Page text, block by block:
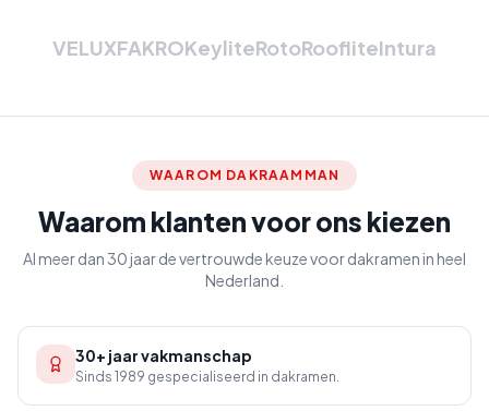
VELUXFAKROKeyliteRotoRoofliteIntura
WAAROM DAKRAAMMAN
Waarom klanten voor ons kiezen
Al meer dan 30 jaar de vertrouwde keuze voor dakramen in heel
Nederland.
30+ jaar vakmanschap
Sinds 1989 gespecialiseerd in dakramen.